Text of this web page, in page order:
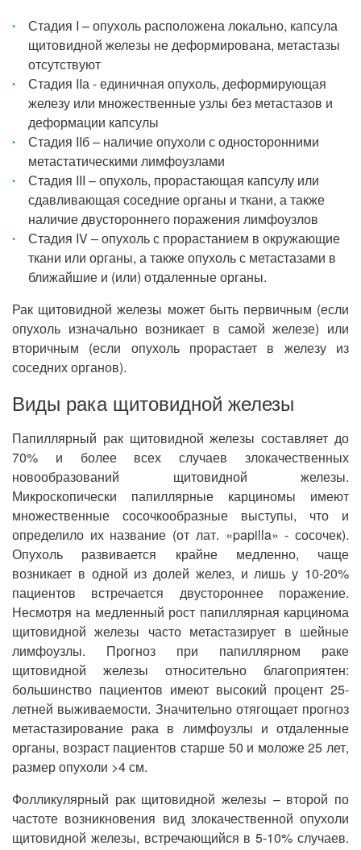
Стадия I – опухоль расположена локально, капсула
щитовидной железы не деформирована, метастазы
отсутствуют
Стадия IIа - единичная опухоль, деформирующая
железу или множественные узлы без метастазов и
деформации капсулы
Стадия IIб – наличие опухоли с односторонними
метастатическими лимфоузлами
Стадия III – опухоль, прорастающая капсулу или
сдавливающая соседние органы и ткани, а также
наличие двустороннего поражения лимфоузлов
Стадия IV – опухоль с прорастанием в окружающие
ткани или органы, а также опухоль с метастазами в
ближайшие и (или) отдаленные органы.
Рак щитовидной железы может быть первичным (если
опухоль изначально возникает в самой железе) или
вторичным (если опухоль прорастает в железу из
соседних органов).
Виды рака щитовидной железы
Папиллярный рак щитовидной железы составляет до
70% и более всех случаев злокачественных
новообразований щитовидной железы.
Микроскопически папиллярные карциномы имеют
множественные сосочкообразные выступы, что и
определило их название (от лат. «papilla» - сосочек).
Опухоль развивается крайне медленно, чаще
возникает в одной из долей желез, и лишь у 10-20%
пациентов встречается двустороннее поражение.
Несмотря на медленный рост папиллярная карцинома
щитовидной железы часто метастазирует в шейные
лимфоузлы. Прогноз при папиллярном раке
щитовидной железы относительно благоприятен:
большинство пациентов имеют высокий процент 25-
летней выживаемости. Значительно отягощает прогноз
метастазирование рака в лимфоузлы и отдаленные
органы, возраст пациентов старше 50 и моложе 25 лет,
размер опухоли >4 см.
Фолликулярный рак щитовидной железы – второй по
частоте возникновения вид злокачественной опухоли
щитовидной железы, встречающийся в 5-10% случаев.